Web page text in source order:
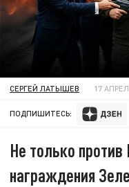
СЕРГЕЙ ЛАТЫШЕВ 17
ПОДПИШИТЕСЬ:
Не только
награждения